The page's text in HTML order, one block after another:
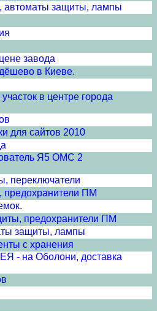
автоматы защиты, лампы
завода
в Киеве.
в центре города
для сайтов 2010
Я5 ОМС 2
переключатели
предохранители ПМ
предохранители ПМ
защиты, лампы
с хранения
- на Оболони, доставка